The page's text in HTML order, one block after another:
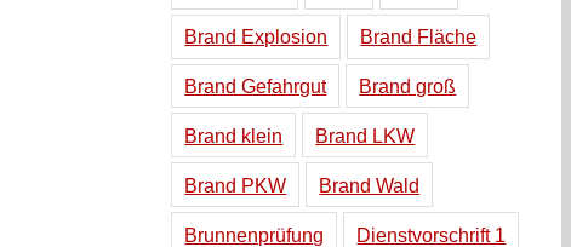
Brand Explosion Brand Fläche
Brand Gefahrgut Brand groß
Brand klein Brand LKW
Brand PKW Brand Wald
Brunnenprüfung Dienstvorschrift 1